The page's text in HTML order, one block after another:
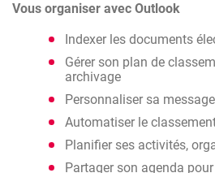
Vous organiser avec Outlook
Indexer les documents
Gérer son plan de
archivage
Personnaliser sa
Automatiser le
Planifier ses activités,
Partager son agenda